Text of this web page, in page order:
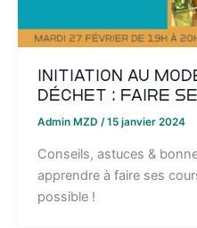
Initiation au
déchet : faire
Admin MZD /15 janvier 2024
Conseils, astuces &
apprendre à faire ses
possible !